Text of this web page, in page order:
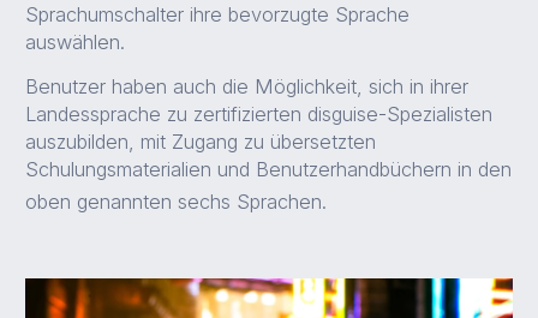
Sprachumschalter ihre bevorzugte Sprache
auswählen.
Benutzer haben auch die Möglichkeit, sich in ihrer
Landessprache zu zertifizierten disguise-Spezialisten
auszubilden, mit Zugang zu übersetzten
Schulungsmaterialien und Benutzerhandbüchern in den
oben genannten sechs Sprachen.